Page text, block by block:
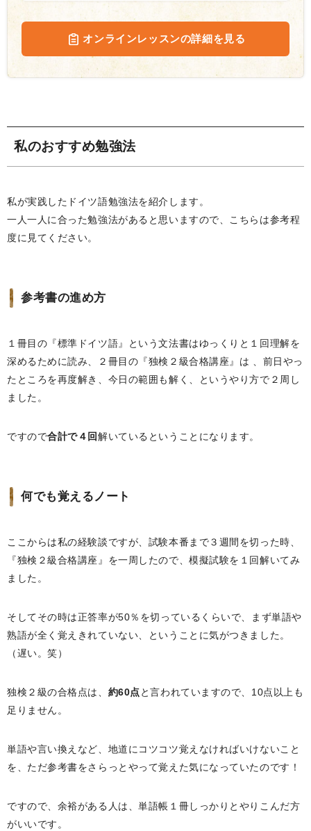
オンラインレッスンの詳細を見る
私のおすすめ勉強法
私が実践したドイツ語勉強法を紹介します。
一人一人に合った勉強法があると思いますので、こちらは参考程
度に見てください。
参考書の進め方
１冊目の『標準ドイツ語』という文法書はゆっくりと１回理解を
深めるために読み、２冊目の『独検２級合格講座』は 、前日やっ
たところを再度解き、今日の範囲も解く、というやり方で２周し
ました。
ですので合計で４回解いているということになります。
何でも覚えるノート
ここからは私の経験談ですが、試験本番まで３週間を切った時、
『独検２級合格講座』を一周したので、模擬試験を１回解いてみ
ました。
そしてその時は正答率が50％を切っているくらいで、まず単語や
熟語が全く覚えきれていない、ということに気がつきました。
（遅い。笑）
独検２級の合格点は、 約60点と言われていますので、10点以上も
足りません。
単語や言い換えなど、地道にコツコツ覚えなければいけないこと
を、ただ参考書をさらっとやって覚えた気になっていたのです！
ですので、余裕がある人は、単語帳１冊しっかりとやりこんだ方
がいいです。